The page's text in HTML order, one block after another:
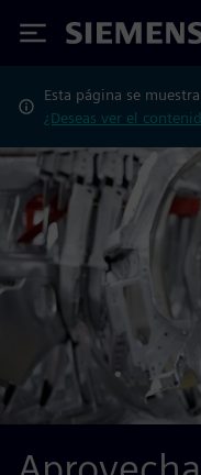
Siemens
Esta página se
¿Deseas ver el